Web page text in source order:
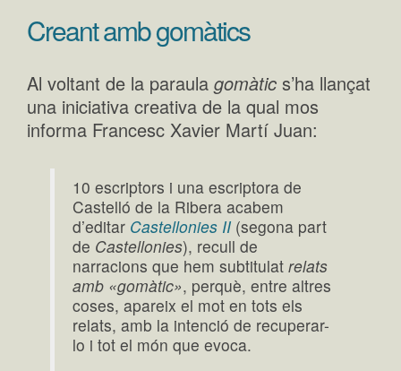
Creant amb gomàtics
Al voltant de la paraula gomàtic s’ha llançat
una iniciativa creativa de la qual mos
informa Francesc Xavier Martí Juan:
10 escriptors i una escriptora de
Castelló de la Ribera acabem
d’editar Castellonies II (segona part
de Castellonies), recull de
narracions que hem subtitulatrelats
amb «gomàtic», perquè, entre altres
coses, apareix el mot en tots els
relats, amb la intenció de recuperar-
lo i tot el món que evoca.